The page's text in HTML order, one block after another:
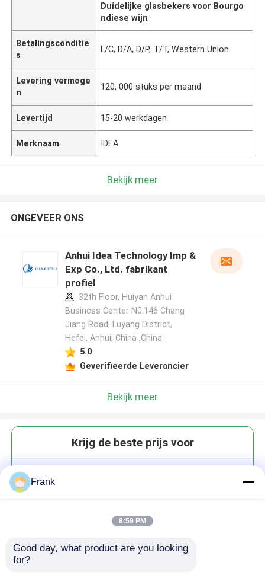
Duidelijke glasbekers voor Bourgo
ndiese wijn
Betalingsconditie
s
L/C, D/A, D/P, T/T, Western Union
Levering vermoge
n
120, 000 stuks per maand
Levertijd 15-20 werkdagen
Merknaam IDEA
Bekijk meer
ONGEVEER ONS
Anhui Idea Technology Imp &
Exp Co., Ltd. fabrikant
profiel
32th Floor, Huiyan Anhui
Business Center N0.146 Chang
Jiang Road, Luyang District,
Hefei, Anhui, China ,China
5.0
Geverifieerde Leverancier
Bekijk meer
Krijg de beste prijs voor
Frank
8:59 PM
Good day, what product are you looking
for?